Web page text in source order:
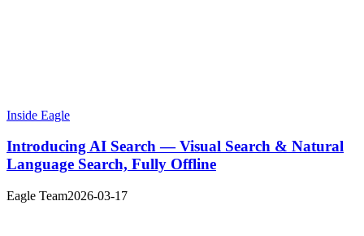
Inside Eagle
Introducing AI Search — Visual Search & Natural
Language Search, Fully Offline
Eagle Team2026-03-17